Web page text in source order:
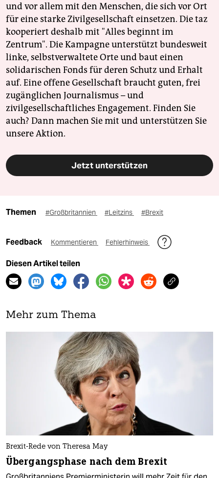
und vor allem mit den Menschen, die sich vor Ort
für eine starke Zivilgesellschaft einsetzen. Die taz
kooperiert deshalb mit "Alles beginnt im
Zentrum". Die Kampagne unterstützt bundesweit
linke, selbstverwaltete Orte und baut einen
solidarischen Fonds für deren Schutz und Erhalt
auf. Eine offene Gesellschaft braucht guten, frei
zugänglichen Journalismus – und
zivilgesellschaftliches Engagement. Finden Sie
auch? Dann machen Sie mit und unterstützen Sie
unsere Aktion.
Jetzt unterstützen
Themen #Großbritannien #Leitzins #Brexit
Feedback Kommentieren Fehlerhinweis
Diesen Artikel teilen
Mehr zum Thema
Brexit-Rede von Theresa May
Übergangsphase nach dem Brexit